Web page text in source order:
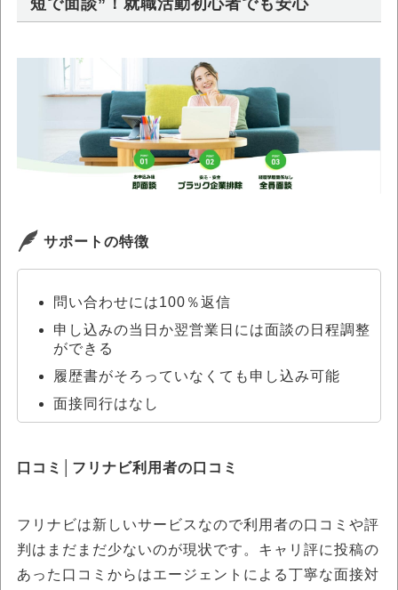
短で面談”！就職活動初心者でも安心
サポートの特徴
問い合わせには100％返信
申し込みの当日か翌営業日には面談の日程調整
ができる
履歴書がそろっていなくても申し込み可能
面接同行はなし
口コミ│フリナビ利用者の口コミ
フリナビは新しいサービスなので利用者の口コミや評
判はまだまだ少ないのが現状です。キャリ評に投稿の
あった口コミからはエージェントによる丁寧な面接対